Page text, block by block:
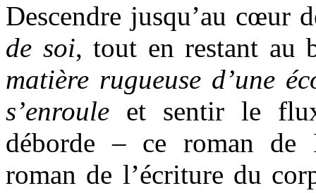
Descendre jusqu’au cœur
de soi, tout en restant au
matière rugueuse d’une
s’enroule et sentir le
déborde – ce roman de
roman de l’écriture du